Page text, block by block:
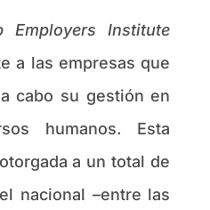
Employers Institute
a las empresas que
cabo su gestión en
humanos. Esta
a un total de
nacional –entre las